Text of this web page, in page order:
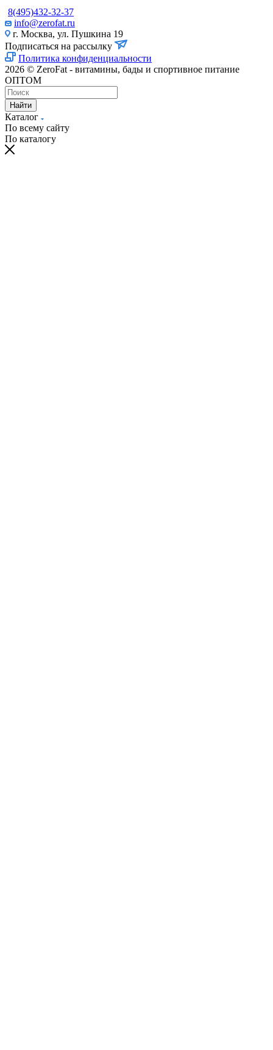
8(495)432-32-37
info@zerofat.ru
г. Москва, ул. Пушкина 19
Подписаться на рассылку
Политика конфиденциальности
2026 © ZeroFat - витамины, бады и спортивное питание
ОПТОМ
Найти
Каталог
По всему сайту
По каталогу